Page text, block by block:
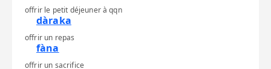
offrir le petit déjeuner à qqn
dàraka
offrir un repas
fàna
offrir un sacrifice